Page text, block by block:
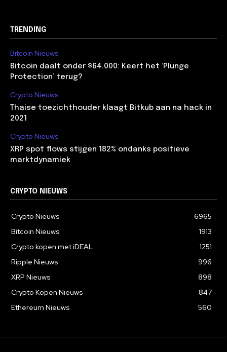
TRENDING
Bitcoin Nieuws
Bitcoin daalt onder $64.000: Keert het ‘Plunge
Protection’ terug?
Crypto Nieuws
Thaise toezichthouder klaagt Bitkub aan na hack in
2021
Crypto Nieuws
XRP spot flows stijgen 182% ondanks positieve
marktdynamiek
CRYPTO NIEUWS
Crypto Nieuws
6965
Bitcoin Nieuws
1913
Crypto kopen met iDEAL
1251
Ripple Nieuws
996
XRP Nieuws
898
Crypto Kopen Nieuws
847
Ethereum Nieuws
560